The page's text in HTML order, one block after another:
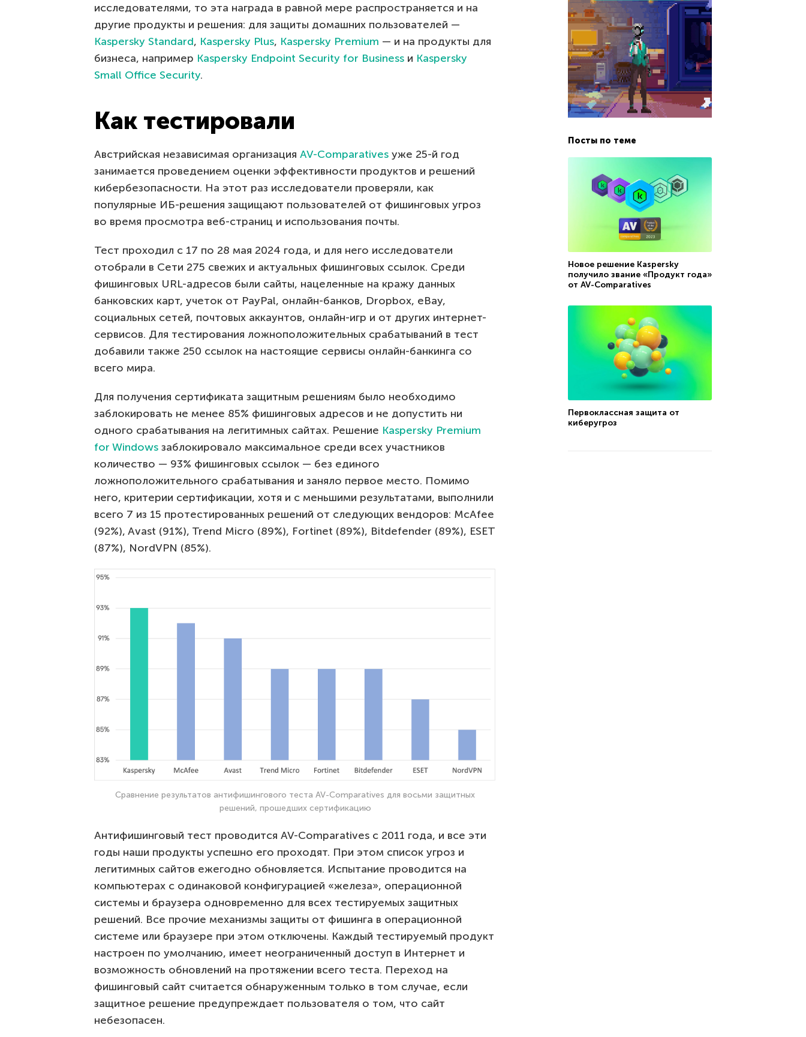
исследователями, то эта награда в равной мере распространяется и на
другие продукты и решения: для защиты домашних пользователей —
Kaspersky Standard, Kaspersky Plus, Kaspersky Premium — и на продукты для
бизнеса, например Kaspersky Endpoint Security for Business и Kaspersky
Small Office Security.
Как тестировали
Австрийская независимая организация AV-Comparatives уже 25-й год
занимается проведением оценки эффективности продуктов и решений
кибербезопасности. На этот раз исследователи проверяли, как
популярные ИБ-решения защищают пользователей от фишинговых угроз
во время просмотра веб-страниц и использования почты.
Тест проходил с 17 по 28 мая 2024 года, и для него исследователи
отобрали в Сети 275 свежих и актуальных фишинговых ссылок. Среди
фишинговых URL-адресов были сайты, нацеленные на кражу данных
банковских карт, учеток от PayPal, онлайн-банков, Dropbox, eBay,
социальных сетей, почтовых аккаунтов, онлайн-игр и от других интернет-
сервисов. Для тестирования ложноположительных срабатываний в тест
добавили также 250 ссылок на настоящие сервисы онлайн-банкинга со
всего мира.
Для получения сертификата защитным решениям было необходимо
заблокировать не менее 85% фишинговых адресов и не допустить ни
одного срабатывания на легитимных сайтах. Решение Kaspersky Premium
for Windows заблокировало максимальное среди всех участников
количество — 93% фишинговых ссылок — без единого
ложноположительного срабатывания и заняло первое место. Помимо
него, критерии сертификации, хотя и с меньшими результатами, выполнили
всего 7 из 15 протестированных решений от следующих вендоров: McAfee
(92%), Avast (91%), Trend Micro (89%), Fortinet (89%), Bitdefender (89%), ESET
(87%), NordVPN (85%).
Сравнение результатов антифишингового теста AV-Comparatives для восьми защитных
решений, прошедших сертификацию
Антифишинговый тест проводится AV-Comparatives с 2011 года, и все эти
годы наши продукты успешно его проходят. При этом список угроз и
легитимных сайтов ежегодно обновляется. Испытание проводится на
компьютерах с одинаковой конфигурацией «железа», операционной
системы и браузера одновременно для всех тестируемых защитных
решений. Все прочие механизмы защиты от фишинга в операционной
системе или браузере при этом отключены. Каждый тестируемый продукт
настроен по умолчанию, имеет неограниченный доступ в Интернет и
возможность обновлений на протяжении всего теста. Переход на
фишинговый сайт считается обнаруженным только в том случае, если
защитное решение предупреждает пользователя о том, что сайт
небезопасен.
Посты по теме
Новое решение Kaspersky
получило звание «Продукт года»
от AV-Comparatives
Первоклассная защита от
киберугроз